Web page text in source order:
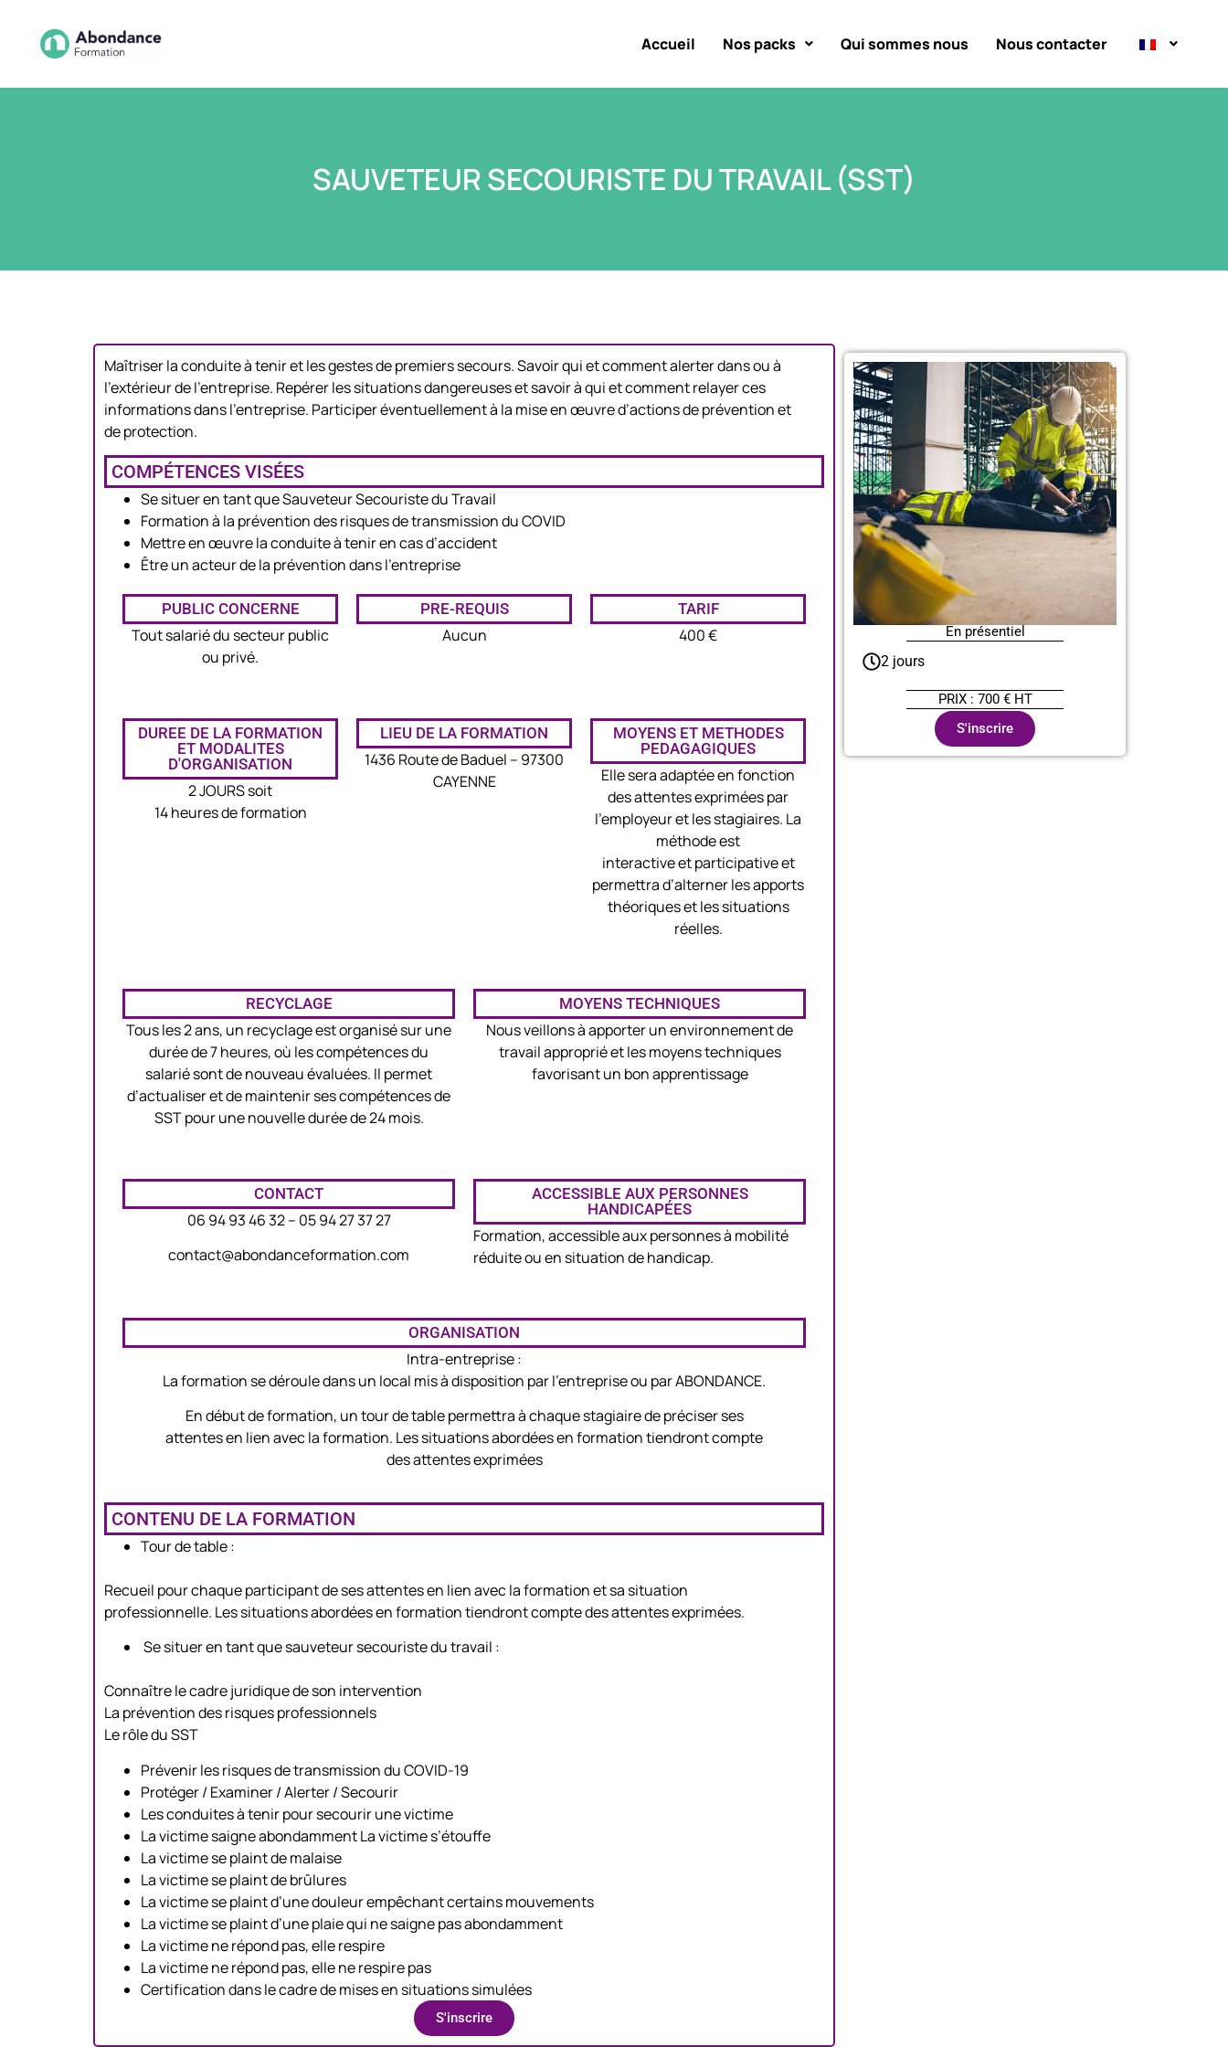
Accueil Nos packs Qui sommes nous Nous contacter
SAUVETEUR SECOURISTE DU TRAVAIL (SST)
Maîtriser la conduite à tenir et les gestes de premiers secours. Savoir qui et comment alerter dans ou à
l’extérieur de l’entreprise. Repérer les situations dangereuses et savoir à qui et comment relayer ces
informations dans l’entreprise. Participer éventuellement à la mise en œuvre d’actions de prévention et
de protection.
COMPÉTENCES VISÉES
Se situer en tant que Sauveteur Secouriste du Travail
Formation à la prévention des risques de transmission du COVID
Mettre en œuvre la conduite à tenir en cas d’accident
Être un acteur de la prévention dans l’entreprise
PUBLIC CONCERNE
Tout salarié du secteur public
ou privé.
PRE-REQUIS
Aucun
TARIF
400 €
DUREE DE LA FORMATION
ET MODALITES
D'ORGANISATION
2 JOURS soit
14 heures de formation
LIEU DE LA FORMATION
1436 Route de Baduel – 97300
CAYENNE
MOYENS ET METHODES
PEDAGAGIQUES
Elle sera adaptée en fonction
des attentes exprimées par
l’employeur et les stagiaires. La
méthode est
interactive et participative et
permettra d’alterner les apports
théoriques et les situations
réelles.
RECYCLAGE
Tous les 2 ans, un recyclage est organisé sur une
durée de 7 heures, où les compétences du
salarié sont de nouveau évaluées. Il permet
d’actualiser et de maintenir ses compétences de
SST pour une nouvelle durée de 24 mois.
MOYENS TECHNIQUES
Nous veillons à apporter un environnement de
travail approprié et les moyens techniques
favorisant un bon apprentissage
CONTACT
06 94 93 46 32 – 05 94 27 37 27
contact@abondanceformation.com
ACCESSIBLE AUX PERSONNES
HANDICAPÉES
Formation, accessible aux personnes à mobilité
réduite ou en situation de handicap.
ORGANISATION
Intra-entreprise :
La formation se déroule dans un local mis à disposition par l’entreprise ou par ABONDANCE.
En début de formation, un tour de table permettra à chaque stagiaire de préciser ses
attentes en lien avec la formation. Les situations abordées en formation tiendront compte
des attentes exprimées
CONTENU DE LA FORMATION
Tour de table :
Recueil pour chaque participant de ses attentes en lien avec la formation et sa situation
professionnelle. Les situations abordées en formation tiendront compte des attentes exprimées.
Se situer en tant que sauveteur secouriste du travail :
Connaître le cadre juridique de son intervention
La prévention des risques professionnels
Le rôle du SST
Prévenir les risques de transmission du COVID-19
Protéger / Examiner / Alerter / Secourir
Les conduites à tenir pour secourir une victime
La victime saigne abondamment La victime s’étouffe
La victime se plaint de malaise
La victime se plaint de brûlures
La victime se plaint d’une douleur empêchant certains mouvements
La victime se plaint d’une plaie qui ne saigne pas abondamment
La victime ne répond pas, elle respire
La victime ne répond pas, elle ne respire pas
Certification dans le cadre de mises en situations simulées
S'inscrire
En présentiel
2 jours
PRIX : 700 € HT
S'inscrire